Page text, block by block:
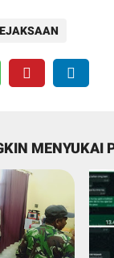
MENYUKAI